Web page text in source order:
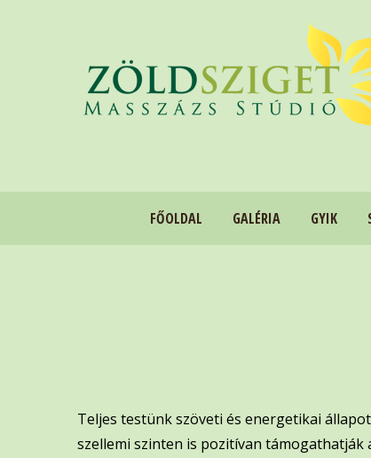
FŐOLDAL GALÉRIA GYIK
Teljes testünk szöveti és energetikai
szellemi szinten is pozitívan